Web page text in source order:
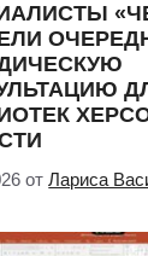
отЛариса